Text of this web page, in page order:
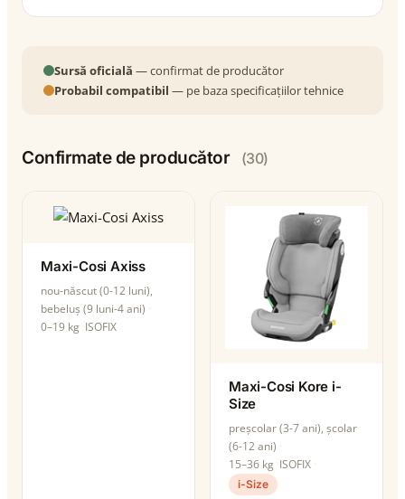
Sursă oficială — confirmat de producător
Probabil compatibil — pe baza specificațiilor tehnice
Confirmate de producător (30)
Maxi-Cosi Axiss
nou-născut (0-12 luni),
bebeluș (9 luni-4 ani)
0–19 kg ISOFIX
Maxi-Cosi Kore i-
Size
preșcolar (3-7 ani), școlar
(6-12 ani)
15–36 kg ISOFIX
i-Size